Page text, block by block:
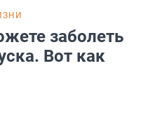
заболеть
Вот как